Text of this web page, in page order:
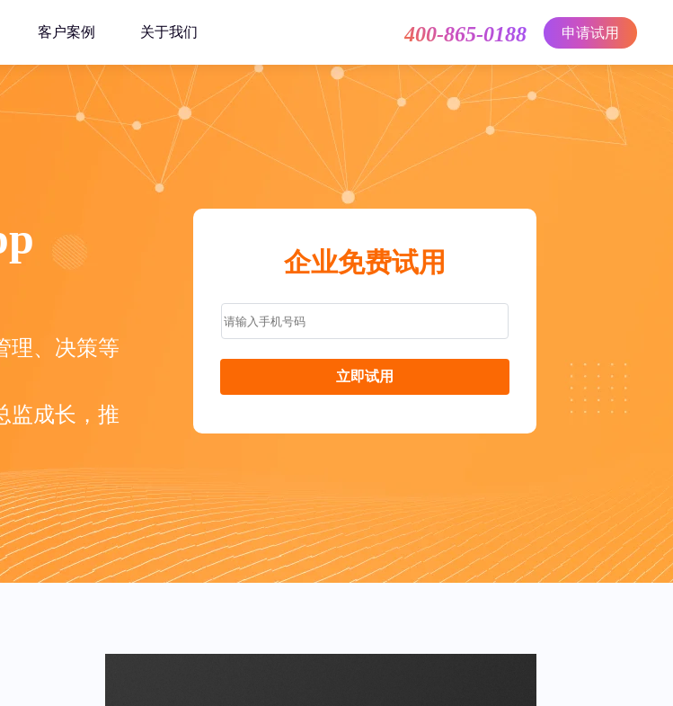
客户案例 关于我们 400-865-0188 申请试用
理、决策等
监成长，推
企业免费试用
立即试用